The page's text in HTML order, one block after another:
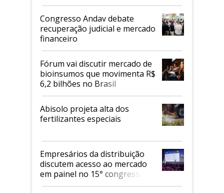
Congresso Andav debate
recuperação judicial e mercado
financeiro
Fórum vai discutir mercado de
bioinsumos que movimenta R$
6,2 bilhões no Brasil
Abisolo projeta alta dos
fertilizantes especiais
Empresários da distribuição
discutem acesso ao mercado
em painel no 15° congresso
Andav